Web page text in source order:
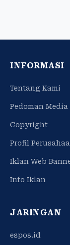
INFORMASI
Tentang Kami
Pedoman
Copyright
Profil
Iklan Web
Info Iklan
JARINGAN
espos.id